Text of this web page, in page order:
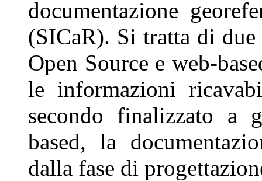
documentazione
(SICaR). Si tratta di
Open Source e web-
le informazioni
secondo finalizzato a
based, la
dalla fase di